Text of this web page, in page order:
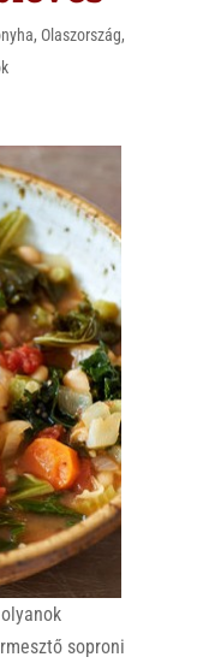
, Olaszország,
soproni